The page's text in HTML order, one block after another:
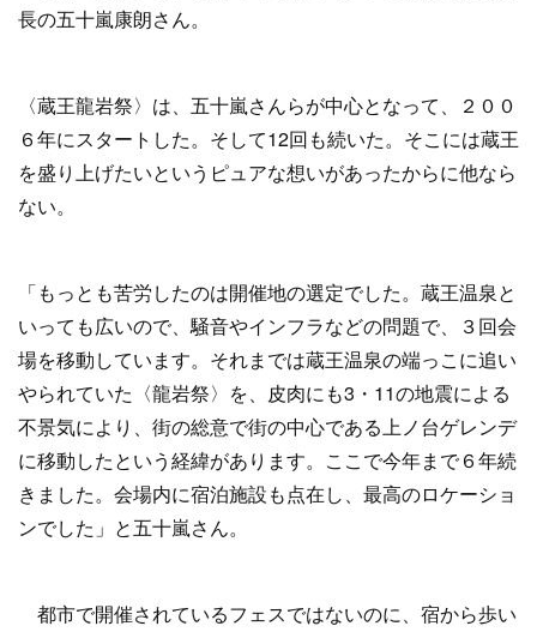
長の五十嵐康朗さん。
〈蔵王龍岩祭〉は、五十嵐さんらが中心となって、２００
６年にスタートした。そして12回も続いた。そこには蔵王
を盛り上げたいというピュアな想いがあったからに他なら
ない。
「もっとも苦労したのは開催地の選定でした。蔵王温泉と
いっても広いので、騒音やインフラなどの問題で、３回会
場を移動しています。それまでは蔵王温泉の端っこに追い
やられていた〈龍岩祭〉を、皮肉にも3・11の地震による
不景気により、街の総意で街の中心である上ノ台ゲレンデ
に移動したという経緯があります。ここで今年まで６年続
きました。会場内に宿泊施設も点在し、最高のロケーショ
ンでした」と五十嵐さん。
都市で開催されているフェスではないのに、宿から歩い